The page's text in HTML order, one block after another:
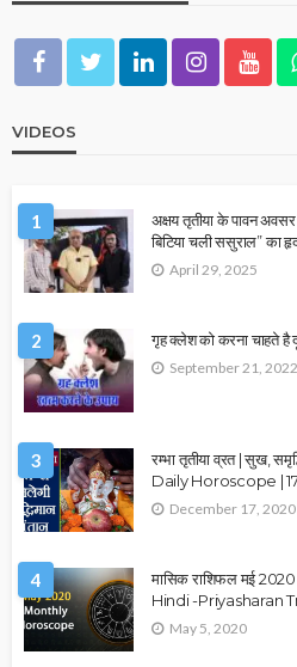
VIDEOS
1
अक्षय तृतीया के पावन अवसर
बिटिया चली ससुराल” का
April 29, 2025
2 गृह क्लेश को करना चाहते
September 21, 2022
3
रम्भा तृतीया व्रत | सुख,
Daily Horoscope |
December 17, 2020
4
मासिक राशिफल मई
Hindi -Priyasharan
May 5, 2020